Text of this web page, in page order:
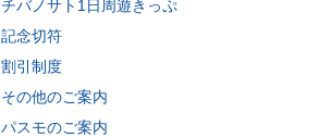
チバノサト1日周遊きっぷ
記念切符
割引制度
その他のご案内
パスモのご案内